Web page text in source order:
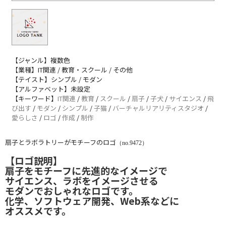
【ジャンル】複数色
【業種】IT関連 / 教育・スクール / その他
【テイスト】シンプル / モダン
【アルファベット】未設定
【キーワード】 IT関連 / 教育 / スクール /扇子 /子犬 / サイエンス /飛
び出す / モダン / シンプル /子猫 / バーチャルリアリティスタジオ /
愛らしさ / ロゴ /作成 / 制作
扇子とラボラトリーがモチーフのロゴ （no.9472）
【ロゴ説明】
扇子をモチーフに先進的なイメージで
サイエンス、ラボをイメージさせる
モダンでおしゃれなロゴです。
化学、ソフトウェア開発、Web系などに
オススメです。